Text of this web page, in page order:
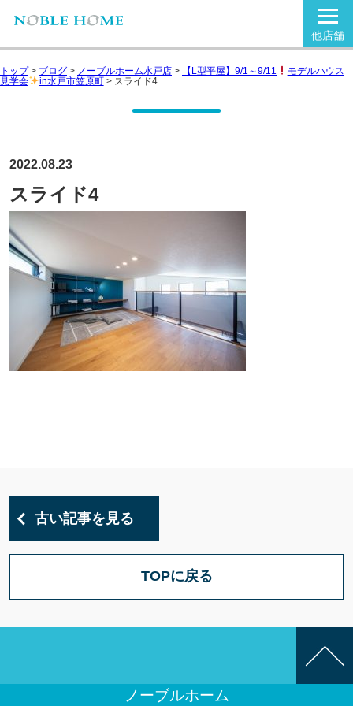
他店舗
トップ> ブログ > ノーブルホーム水戸店 > 【L型平屋】9/1～9/11
モデルハウス
見学会
in水戸市笠原町> スライド4
2022.08.23
スライド4
古い記事を見る
TOPに戻る
ノーブルホーム